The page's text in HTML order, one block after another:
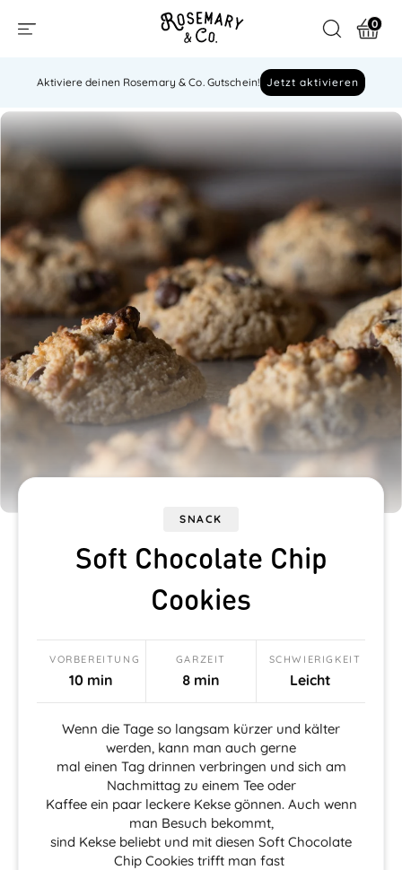
0
Aktiviere deinen Rosemary & Co. Gutschein! Jetzt aktivieren
SNACK
Soft Chocolate Chip
Cookies
VORBEREITUNG
10 min
GARZEIT
8 min
SCHWIERIGKEIT
Leicht
Wenn die Tage so langsam kürzer und kälter
werden, kann man auch gerne
mal einen Tag drinnen verbringen und sich am
Nachmittag zu einem Tee oder
Kaffee ein paar leckere Kekse gönnen. Auch wenn
man Besuch bekommt,
sind Kekse beliebt und mit diesen Soft Chocolate
Chip Cookies trifft man fast